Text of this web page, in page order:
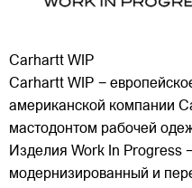
Carhartt WIP
Carhartt WIP −
американской компании
мастодонтом рабочей
Изделия Work In Progress
модернизированный и